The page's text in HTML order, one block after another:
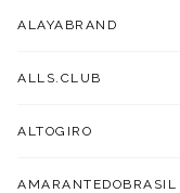
ALAYABRAND
ALLS.CLUB
ALTOGIRO
AMARANTEDOBRASIL